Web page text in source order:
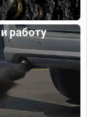
работу